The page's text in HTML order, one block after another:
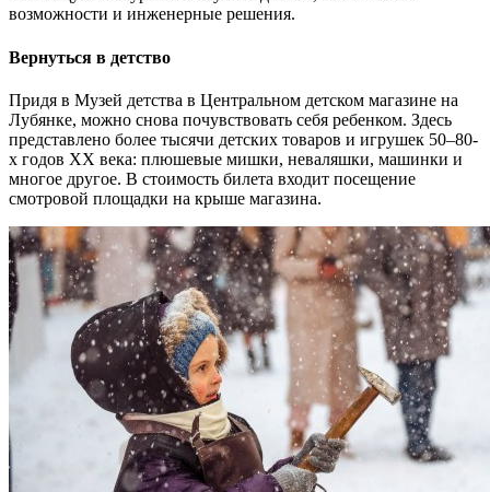
возможности и инженерные решения.
Вернуться в детство
Придя в Музей детства в Центральном детском магазине на
Лубянке, можно снова почувствовать себя ребенком. Здесь
представлено более тысячи детских товаров и игрушек 50‒80-
х годов ХХ века: плюшевые мишки, неваляшки, машинки и
многое другое. В стоимость билета входит посещение
смотровой площадки на крыше магазина.